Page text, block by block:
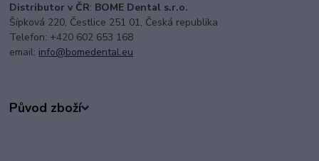
Distributor v ČR: BOME Dental s.r.o.
Šípková 220, Čestlice 251 01, Česká republika
Telefon: +420 602 653 168
email: info@bomedental.eu
Původ zboží